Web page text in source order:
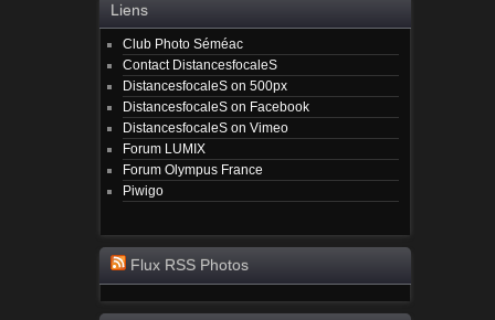
Liens
Club Photo Séméac
Contact DistancesfocaleS
DistancesfocaleS on 500px
DistancesfocaleS on Facebook
DistancesfocaleS on Vimeo
Forum LUMIX
Forum Olympus France
Piwigo
Flux RSS Photos